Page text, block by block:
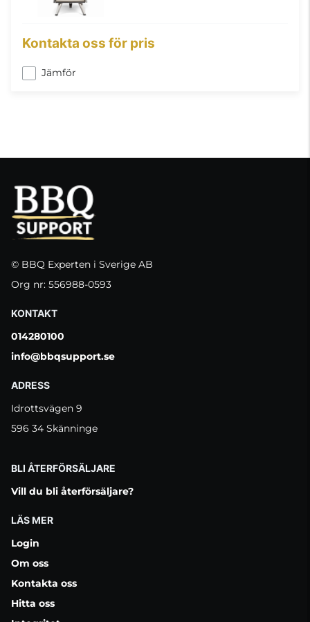
Kontakta oss för pris
Jämför
© BBQ Experten i Sverige AB
Org nr: 556988-0593
KONTAKT
014280100
info@bbqsupport.se
ADRESS
Idrottsvägen 9
596 34 Skänninge
BLI ÅTERFÖRSÄLJARE
Vill du bli återförsäljare?
LÄS MER
Login
Om oss
Kontakta oss
Hitta oss